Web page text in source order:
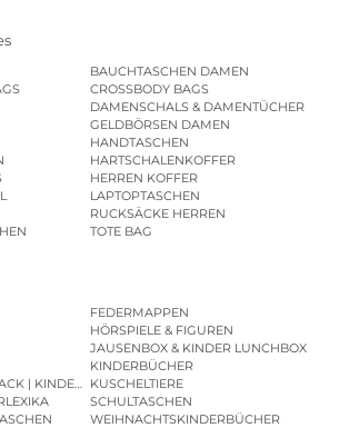
BAUCHTASCHEN DAMEN
CROSSBODY BAGS
DAMENSCHALS & DAMENTÜCHER
GELDBÖRSEN DAMEN
HANDTASCHEN
HARTSCHALENKOFFER
HERREN KOFFER
LAPTOPTASCHEN
RUCKSÄCKE HERREN
TOTE BAG
FEDERMAPPEN
HÖRSPIELE & FIGUREN
JAUSENBOX & KINDER LUNCHBOX
KINDERBÜCHER
KINDERGARTENRUCKSACK | KINDERGARTENBEUTEL
KUSCHELTIERE
SCHULTASCHEN
WEIHNACHTSKINDERBÜCHER